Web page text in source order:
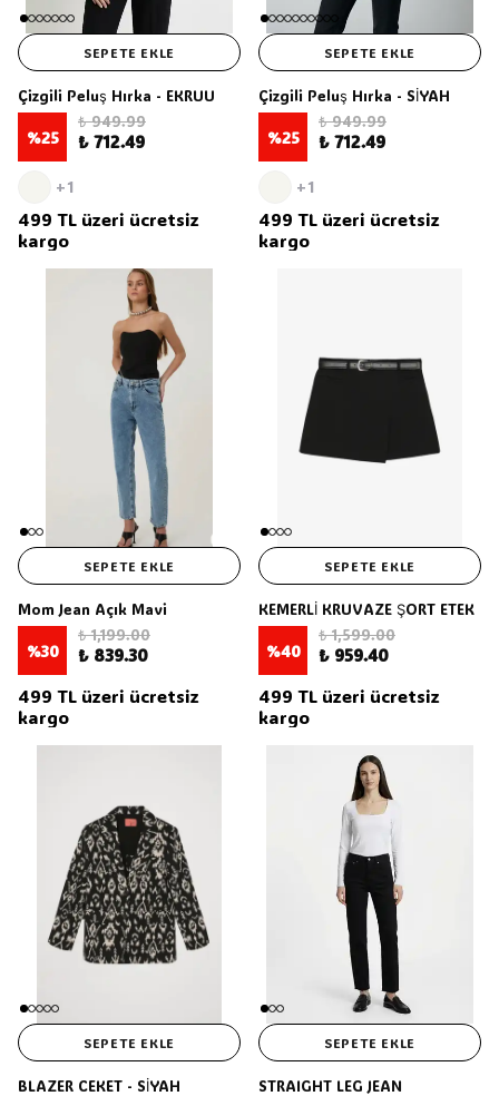
SEPETE EKLE
Çizgili Peluş Hırka - EKRUU
%25
₺ 949.99
₺ 712.49
+1
499 TL üzeri ücretsiz
kargo
SEPETE EKLE
Çizgili Peluş Hırka - SİYAH
%25
₺ 949.99
₺ 712.49
+1
499 TL üzeri ücretsiz
kargo
SEPETE EKLE
Mom Jean Açık Mavi
%30
₺ 1,199.00
₺ 839.30
499 TL üzeri ücretsiz
kargo
SEPETE EKLE
KEMERLİ KRUVAZE ŞORT ETEK
%40
₺ 1,599.00
₺ 959.40
499 TL üzeri ücretsiz
kargo
SEPETE EKLE
BLAZER CEKET - SİYAH
SEPETE EKLE
STRAIGHT LEG JEAN